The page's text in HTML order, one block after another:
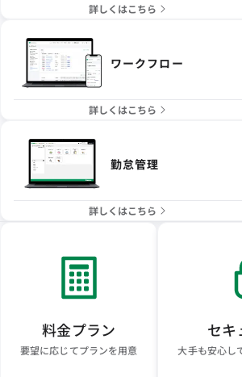
詳しくはこちら
ワークフロー
詳しくはこちら
勤怠管理
詳しくはこちら
料金プラン
要望に応じてプランを用意
セキ
大手も安心し